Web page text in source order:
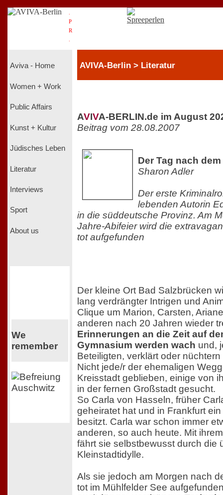
P
R
Aviva - Home
Women + Work
Public Affairs
Kunst + Kultur
Jüdisches Leben
Literatur
Interviews
Sport
About us
We
remember
AVIVA-Berlin > Literatur
AVIVA-BERLIN.de im August
Beitrag vom 28.08.2007
Der Tag nach
Sharon Adler
Der erste
lebenden Autorin
in die süddeutsche Provinz. Am
Jahre-Abifeier wird die
tot aufgefunden
Der kleine Ort Bad Salzbrücken
lang verdrängter Intrigen und
Clique um Marion, Carsten,
anderen nach 20 Jahren wieder
Erinnerungen an die Zeit auf
Gymnasium werden wach und,
Beteiligten, verklärt oder
Nicht jede/r der ehemaligen
Kreisstadt geblieben, einige von
in der fernen Großstadt gesucht.
So Carla von Hasseln, früher
geheiratet hat und in Frankfurt
besitzt. Carla war schon immer
anderen, so auch heute. Mit
fährt sie selbstbewusst durch die
Kleinstadtidylle.
Als sie jedoch am Morgen nach
tot im Mühlfelder See